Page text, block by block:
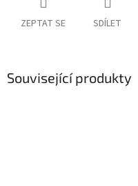
ZEPTAT SE SDÍLET
Související produkty